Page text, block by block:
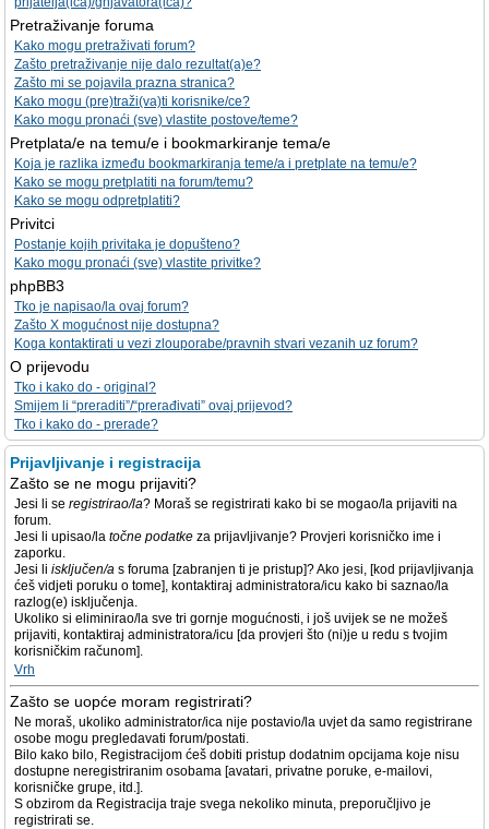
Pretraživanje foruma
Kako mogu pretraživati forum?
Zašto pretraživanje nije dalo rezultat(a)e?
Zašto mi se pojavila prazna stranica?
Kako mogu (pre)traži(va)ti korisnike/ce?
Kako mogu pronaći (sve) vlastite postove/teme?
Pretplata/e na temu/e i bookmarkiranje tema/e
Koja je razlika između bookmarkiranja teme/a i pretplate na temu/e?
Kako se mogu pretplatiti na forum/temu?
Kako se mogu odpretplatiti?
Privitci
Postanje kojih privitaka je dopušteno?
Kako mogu pronaći (sve) vlastite privitke?
phpBB3
Tko je napisao/la ovaj forum?
Zašto X mogućnost nije dostupna?
Koga kontaktirati u vezi zlouporabe/pravnih stvari vezanih uz forum?
O prijevodu
Tko i kako do - original?
Smijem li “preraditi”/“prerađivati” ovaj prijevod?
Tko i kako do - prerade?
Prijavljivanje i registracija
Zašto se ne mogu prijaviti?
Jesi li se registrirao/la? Moraš se registrirati kako bi se mogao/la prijaviti na
forum.
Jesi li upisao/la točne podatke za prijavljivanje? Provjeri korisničko ime i
zaporku.
Jesi li isključen/a s foruma [zabranjen ti je pristup]? Ako jesi, [kod prijavljivanja
ćeš vidjeti poruku o tome], kontaktiraj administratora/icu kako bi saznao/la
razlog(e) isključenja.
Ukoliko si eliminirao/la sve tri gornje mogućnosti, i još uvijek se ne možeš
prijaviti, kontaktiraj administratora/icu [da provjeri što (ni)je u redu s tvojim
korisničkim računom].
Vrh
Zašto se uopće moram registrirati?
Ne moraš, ukoliko administrator/ica nije postavio/la uvjet da samo registrirane
osobe mogu pregledavati forum/postati.
Bilo kako bilo, Registracijom ćeš dobiti pristup dodatnim opcijama koje nisu
dostupne neregistriranim osobama [avatari, privatne poruke, e-mailovi,
korisničke grupe, itd.].
S obzirom da Registracija traje svega nekoliko minuta, preporučljivo je
registrirati se.